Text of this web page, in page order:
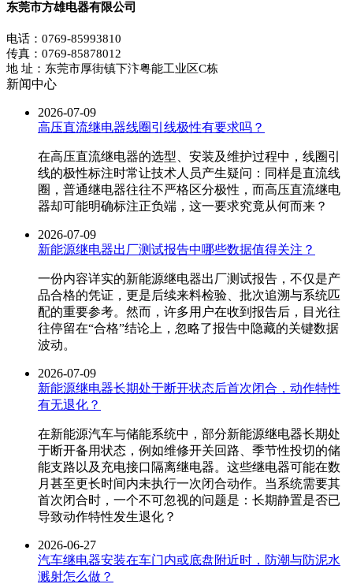
东莞市方雄电器有限公司
电话：0769-85993810
传真：0769-85878012
地 址：东莞市厚街镇下汴粤能工业区C栋
新闻中心
2026-07-09
高压直流继电器线圈引线极性有要求吗？
在高压直流继电器的选型、安装及维护过程中，线圈引
线的极性标注时常让技术人员产生疑问：同样是直流线
圈，普通继电器往往不严格区分极性，而高压直流继电
器却可能明确标注正负端，这一要求究竟从何而来？
2026-07-09
新能源继电器出厂测试报告中哪些数据值得关注？
一份内容详实的新能源继电器出厂测试报告，不仅是产
品合格的凭证，更是后续来料检验、批次追溯与系统匹
配的重要参考。然而，许多用户在收到报告后，目光往
往停留在“合格”结论上，忽略了报告中隐藏的关键数据
波动。
2026-07-09
新能源继电器长期处于断开状态后首次闭合，动作特性
有无退化？
在新能源汽车与储能系统中，部分新能源继电器长期处
于断开备用状态，例如维修开关回路、季节性投切的储
能支路以及充电接口隔离继电器。这些继电器可能在数
月甚至更长时间内未执行一次闭合动作。当系统需要其
首次闭合时，一个不可忽视的问题是：长期静置是否已
导致动作特性发生退化？
2026-06-27
汽车继电器安装在车门内或底盘附近时，防潮与防泥水
溅射怎么做？